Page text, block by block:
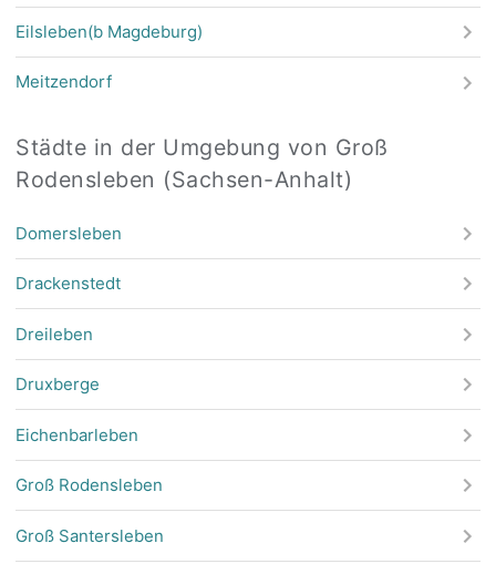
Eilsleben(b Magdeburg)
Meitzendorf
Städte in der Umgebung von Groß
Rodensleben (Sachsen-Anhalt)
Domersleben
Drackenstedt
Dreileben
Druxberge
Eichenbarleben
Groß Rodensleben
Groß Santersleben